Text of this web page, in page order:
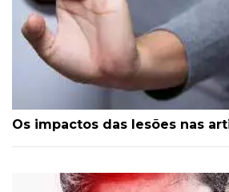
Os impactos das lesões nas